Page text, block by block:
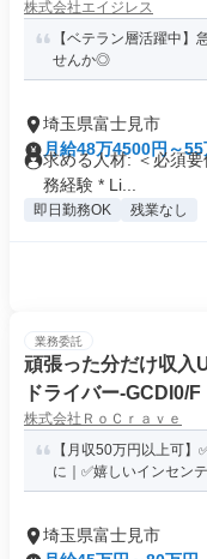
株式会社エイジレス
【ベテラン層活躍中】
せんか◎
埼玉県富士見市
月給48万4500円～55
求める人材: ＜必須
務経験 * Li...
即日勤務OK 残業なし
業務委託
頑張った分だけ収入
ドライバー-GCDI0/F
株式会社ＲｏＣｒａｖｅ
【月収50万円以上可】
に｜✅嬉しいインセン
埼玉県富士見市